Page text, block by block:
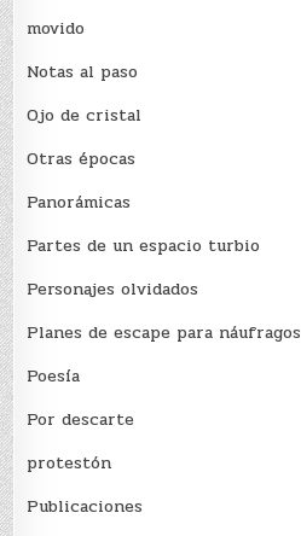
movido
Notas al paso
Ojo de cristal
Otras épocas
Panorámicas
Partes de un espacio turbio
Personajes olvidados
Planes de escape para náufragos
Poesía
Por descarte
protestón
Publicaciones